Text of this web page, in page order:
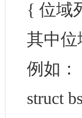
{ 位域
其中位
例如：
struct bs